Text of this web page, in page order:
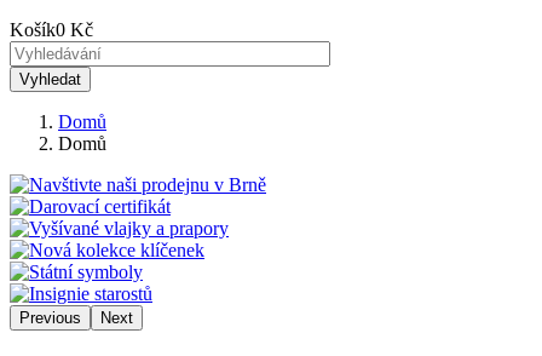
Košík0 Kč
Drobečková
navigace
Domů
Domů
Previous Next